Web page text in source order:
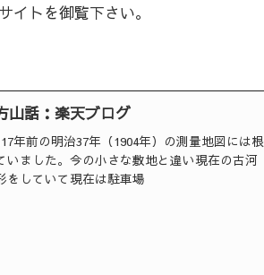
トを御覧下さい。
山話：楽天ブログ
年前の明治37年（1904年）の測量地図には根
ました。今の小さな敷地と違い現在の古河
をしていて現在は駐車場